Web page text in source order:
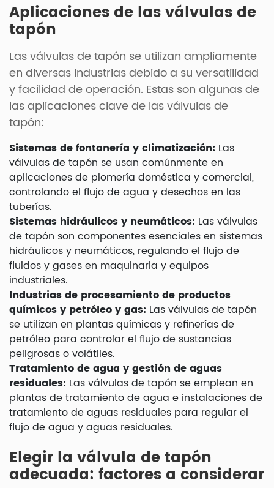
Aplicaciones de las válvulas de
tapón
Las válvulas de tapón se utilizan ampliamente
en diversas industrias debido a su versatilidad
y facilidad de operación. Estas son algunas de
las aplicaciones clave de las válvulas de
tapón:
Sistemas de fontanería y climatización: Las
válvulas de tapón se usan comúnmente en
aplicaciones de plomería doméstica y comercial,
controlando el flujo de agua y desechos en las
tuberías.
Sistemas hidráulicos y neumáticos: Las válvulas
de tapón son componentes esenciales en sistemas
hidráulicos y neumáticos, regulando el flujo de
fluidos y gases en maquinaria y equipos
industriales.
Industrias de procesamiento de productos
químicos y petróleo y gas: Las válvulas de tapón
se utilizan en plantas químicas y refinerías de
petróleo para controlar el flujo de sustancias
peligrosas o volátiles.
Tratamiento de agua y gestión de aguas
residuales: Las válvulas de tapón se emplean en
plantas de tratamiento de agua e instalaciones de
tratamiento de aguas residuales para regular el
flujo de agua y aguas residuales.
Elegir la válvula de tapón
adecuada: factores a considerar